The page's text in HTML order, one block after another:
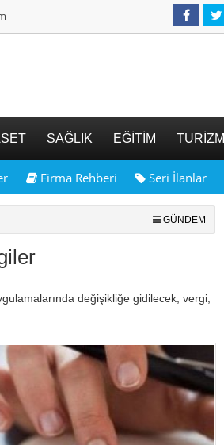
SAĞLIK EĞİTİM TURİZM
Firma Rehberi Seri İlanlar
GÜNDEM
değişikliğe gidilecek; vergi,